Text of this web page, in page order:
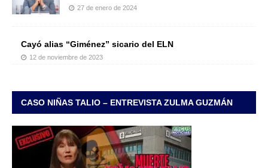
27 de enero de 2024
Cayó alias “Giménez” sicario del ELN
12 de noviembre de 2023
CASO NIÑAS TALIO – ENTREVISTA ZULMA GUZMÁN